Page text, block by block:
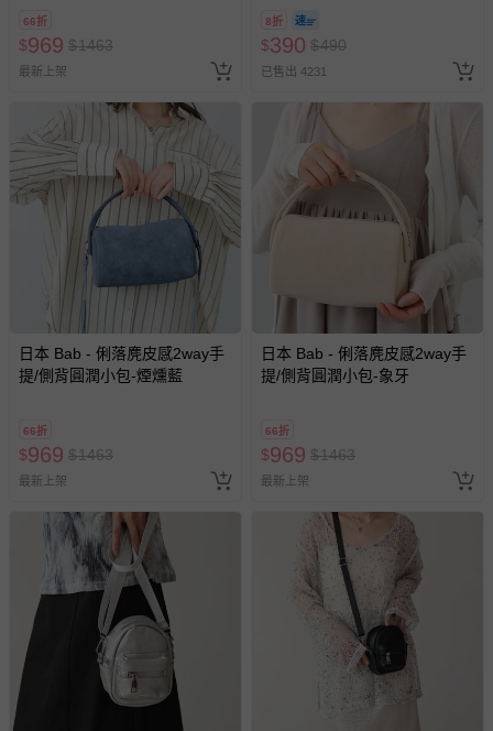
退換貨須知
您所購買的商品享有7天的鑑賞期／猶豫期權益，但此期間
並非試用期，您所退回的商品必須是未經使用的全新狀態，
包含完整包裝、配件、說明文件及贈品等。
如需退換貨，請於收到商品7天（含例假日內提出），如為
瑕疵退換貨所產生的運費，將由媽咪愛負責處理，若非瑕疵
退貨，您可至『查詢訂單』>『已出貨』中查詢該筆訂單，
並點選『我要退貨』即可進行申請。若有相關退貨問題，請
至媽咪愛
LINE@客服ID: @mamilove
我們將依序為您處理
與服務，謝謝。
針對滿件折/滿額贈…等活動，如因部份退貨，而該訂單保
留商品未達活動門檻，將以原價計算，活動贈品亦需一併退
回。
部分商品依據消費者保護法的規定，不適用七天鑑賞期/猶
豫期範圍：
易於腐敗、保存期限較短或解約時即將逾期（例如生鮮
商品、食品等）。
客製化商品（例如客製生日書、姓名貼等）。
報紙、期刊或雜誌（惟書籍如經拆封、使用，則酌收整
新費用）。
經消費者拆封之影音商品或電腦軟體（例如 DVD、CD
等）。
非以有形媒介提供之數位內容或一經提供即為完成之線
上服務，經消費者事先同意始提供（例如線上課程、遊
66折
$969 $1463
最新上架
8/30 (電子票券，於展期現場憑
訂單編號兌換，逾期作廢) (大
人小孩均一價(3歲以上需購票))
8折
$390 $490
已售出 4231
日本 Bab - 俐落麂皮感2way手
提/側背圓潤小包-煙燻藍
66折
$969 $1463
最新上架
日本 Bab - 俐落麂皮感2way手
提/側背圓潤小包-象牙
66折
$969 $1463
最新上架